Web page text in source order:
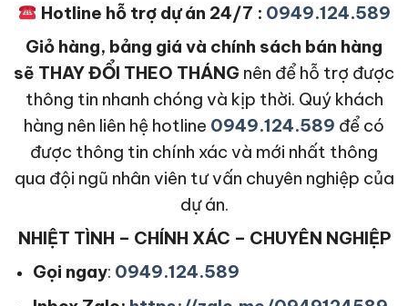
Hotline hỗ trợ dự án 24/7 : 0949.124.589
Giỏ hàng, bảng giá và chính sách bán hàng
sẽ THAY ĐỔI THEO THÁNG nên để hỗ trợ được
thông tin nhanh chóng và kịp thời. Quý khách
hàng nên liên hệ hotline 0949.124.589 để có
được thông tin chính xác và mới nhất thông
qua đội ngũ nhân viên tư vấn chuyên nghiệp của
dự án.
NHIỆT TÌNH – CHÍNH XÁC – CHUYÊN NGHIỆP
Gọi ngay: 0949.124.589